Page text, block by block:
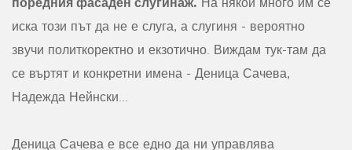
иска този път да не е слуга, а слугиня - вероятно
звучи политкоректно и екзотично. Виждам тук-там да
се въртят и конкретни имена - Деница Сачева,
Надежда Нейнски...
Деница Сачева е все едно да ни управлява